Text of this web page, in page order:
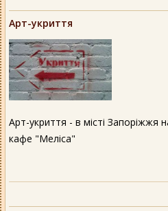
Арт-укриття
Арт-укриття - в місті Запоріжжя
кафе "Меліса"